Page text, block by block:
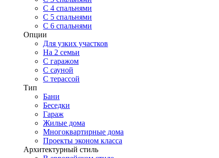
С 4 спальнями
С 5 спальнями
С 6 спальнями
Опции
Для узких участков
На 2 семьи
С гаражом
С сауной
С терассой
Тип
Бани
Беседки
Гараж
Жилые дома
Многоквартирные дома
Проекты эконом класса
Архитектурный стиль